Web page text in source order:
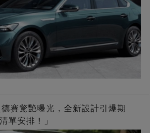
德賽驚艷曝光，全新設計引爆期
單安排！」